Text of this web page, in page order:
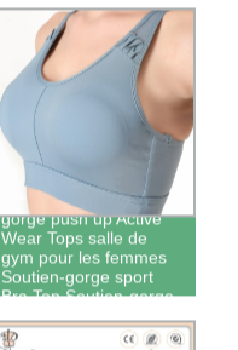
gorge
Femme sport soutien-
gorge push up Active
Wear Tops salle de
gym pour les femmes
Soutien-gorge sport
Bra Top Soutien-gorge